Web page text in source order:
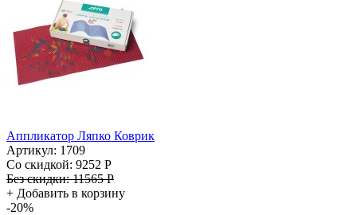
Аппликатор Ляпко Коврик
Артикул: 1709
Со скидкой: 9252 Р
Без скидки:11565 Р
+ Добавить в корзину
-20%